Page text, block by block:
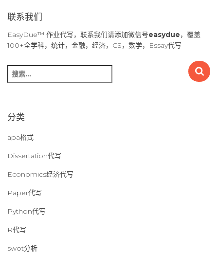
联系我们
EasyDue™ 作业代写，联系我们请添加微信号easydue，覆盖
100+全学科，统计，金融，经济，CS，数学，Essay代写
搜
索
分类
apa格式
Dissertation代写
Economics经济代写
Paper代写
Python代写
R代写
swot分析